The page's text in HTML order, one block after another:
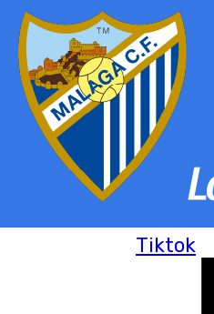
Tiktok